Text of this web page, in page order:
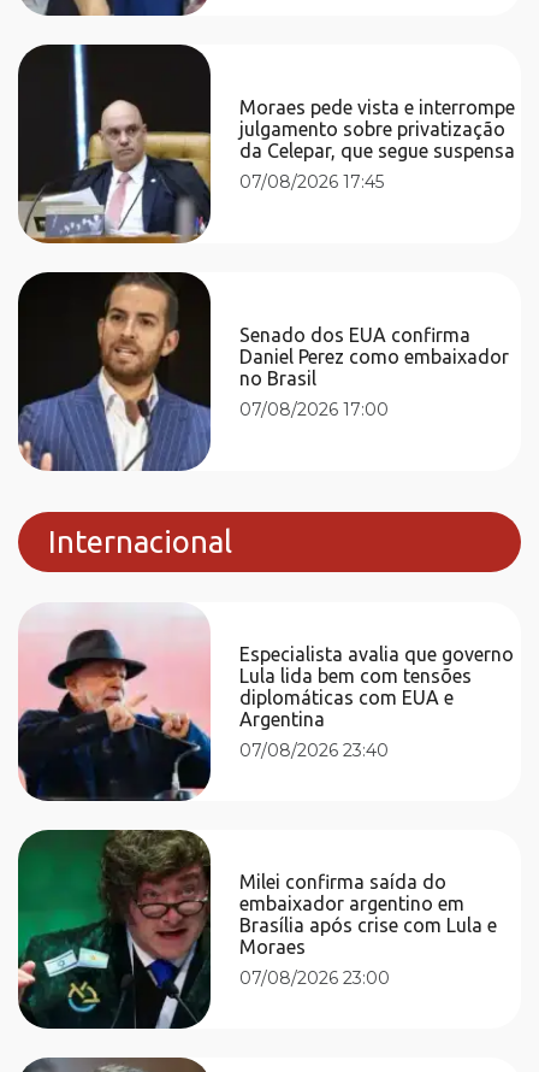
Moraes pede vista e interrompe
julgamento sobre privatização
da Celepar, que segue suspensa
07/08/2026 17:45
Senado dos EUA confirma
Daniel Perez como embaixador
no Brasil
07/08/2026 17:00
Internacional
Especialista avalia que governo
Lula lida bem com tensões
diplomáticas com EUA e
Argentina
07/08/2026 23:40
Milei confirma saída do
embaixador argentino em
Brasília após crise com Lula e
Moraes
07/08/2026 23:00